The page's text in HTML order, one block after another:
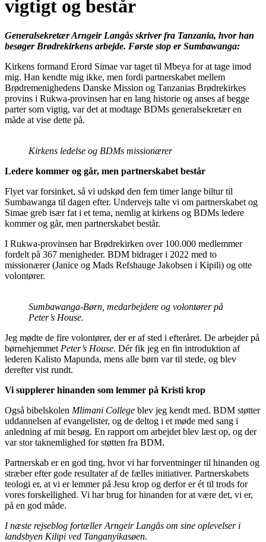
vigtigt og består
Generalsekretær Arngeir Langås skriver fra Tanzania, hvor han
besøger Brødrekirkens arbejde. Første stop er Sumbawanga:
Kirkens formand Erord Simae var taget til Mbeya for at tage imod
mig. Han kendte mig ikke, men fordi partnerskabet mellem
Brødremenighedens Danske Mission og Tanzanias Brødrekirkes
provins i Rukwa-provinsen har en lang historie og anses af begge
parter som vigtig, var det at modtage BDMs generalsekretær en
måde at vise dette på.
Kirkens ledelse og BDMs missionærer
Ledere kommer og går, men partnerskabet består
Flyet var forsinket, så vi udskød den fem timer lange biltur til
Sumbawanga til dagen efter. Undervejs talte vi om partnerskabet og
Simae greb især fat i et tema, nemlig at kirkens og BDMs ledere
kommer og går, men partnerskabet består.
I Rukwa-provinsen har Brødrekirken over 100.000 medlemmer
fordelt på 367 menigheder. BDM bidrager i 2022 med to
missionærer (Janice og Mads Refshauge Jakobsen i Kipili) og otte
volontører.
Sumbawanga-Børn, medarbejdere og volontører på
Peter’s House.
Jeg mødte de fire volontører, der er af sted i efteråret. De arbejder på
børnehjemmet Peter’s House. Dér fik jeg en fin introduktion af
lederen Kalisto Mapunda, mens alle børn var til stede, og blev
derefter vist rundt.
Vi supplerer hinanden som lemmer på Kristi krop
Også bibelskolen Mlimani College blev jeg kendt med. BDM støtter
uddannelsen af evangelister, og de deltog i et møde med sang i
anledning af mit besøg. En rapport om arbejdet blev læst op, og der
var stor taknemlighed for støtten fra BDM.
Partnerskab er en god ting, hvor vi har forventninger til hinanden og
stræber efter gode resultater af de fælles initiativer. Partnerskabets
teologi er, at vi er lemmer på Jesu krop og derfor er ét til trods for
vores forskellighed. Vi har brug for hinanden for at være det, vi er,
på en god måde.
I næste rejseblog fortæller Arngeir Langås om sine oplevelser i
landsbyen Kilipi ved Tanganyikasøen.